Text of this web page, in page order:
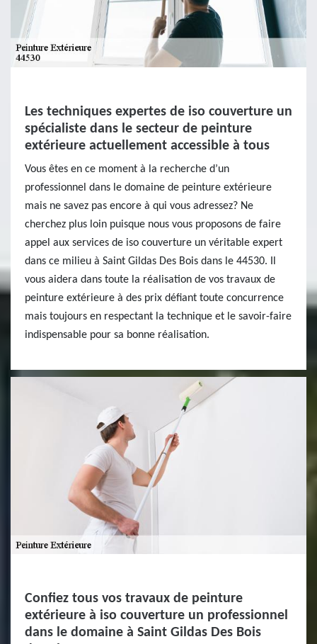
Les techniques expertes de iso couverture un
spécialiste dans le secteur de peinture
extérieure actuellement accessible à tous
Vous êtes en ce moment à la recherche d’un
professionnel dans le domaine de peinture extérieure
mais ne savez pas encore à qui vous adressez? Ne
cherchez plus loin puisque nous vous proposons de faire
appel aux services de iso couverture un véritable expert
dans ce milieu à Saint Gildas Des Bois dans le 44530. Il
vous aidera dans toute la réalisation de vos travaux de
peinture extérieure à des prix défiant toute concurrence
mais toujours en respectant la technique et le savoir-faire
indispensable pour sa bonne réalisation.
Confiez tous vos travaux de peinture
extérieure à iso couverture un professionnel
dans le domaine à Saint Gildas Des Bois